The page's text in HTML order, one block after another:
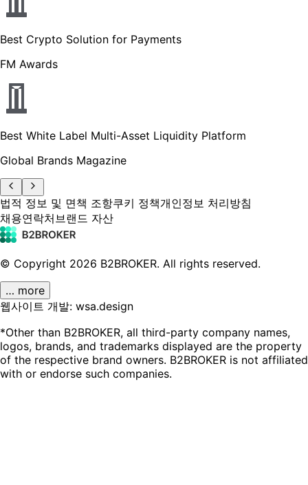
Best Crypto Solution for Payments
FM Awards
Best White Label Multi-Asset Liquidity Platform
Global Brands Magazine
법적 정보 및 면책 조항쿠키 정책개인정보 처리방침
채용연락처 브랜드 자산
© Copyright 2026 B2BROKER. All rights reserved.
… more
웹사이트 개발: wsa.design
*Other than B2BROKER, all third-party company names,
logos, brands, and trademarks displayed are the property
of the respective brand owners. B2BROKER is not affiliated
with or endorse such companies.